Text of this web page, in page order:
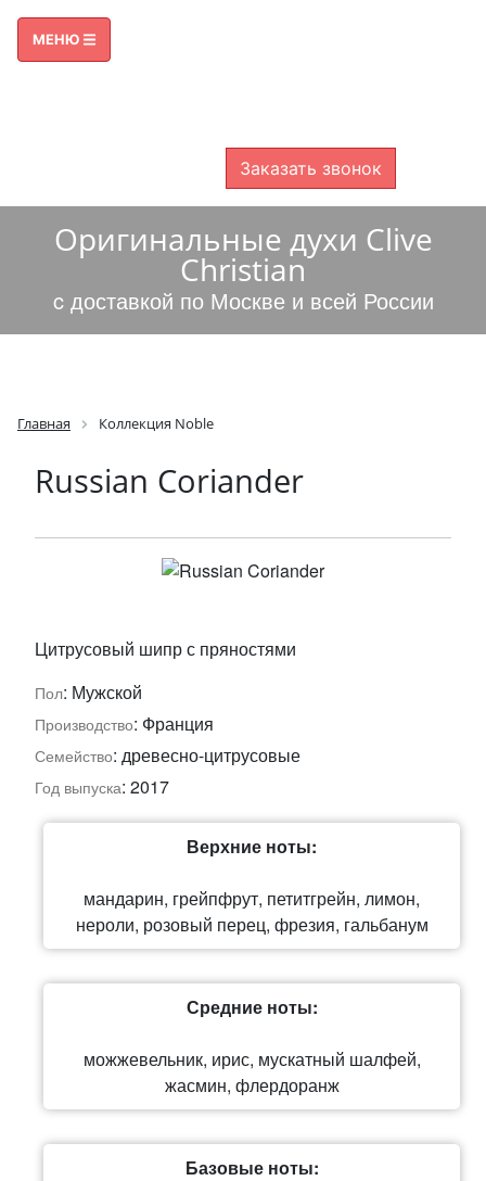
МЕНЮ
Заказать звонок
Оригинальные духи Clive
Christian
c доставкой по Москве и всей России
Главная Коллекция Noble
Russian Coriander
Цитрусовый шипр с пряностями
Пол: Мужской
Производство: Франция
Семейство: древесно-цитрусовые
Год выпуска: 2017
Верхние ноты:
мандарин, грейпфрут, петитгрейн, лимон,
нероли, розовый перец, фрезия, гальбанум
Средние ноты:
можжевельник, ирис, мускатный шалфей,
жасмин, флердоранж
Базовые ноты: